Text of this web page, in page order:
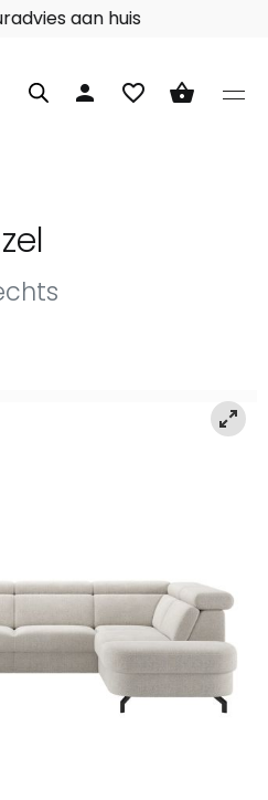
aan huis
person favorite_border shopping_basket